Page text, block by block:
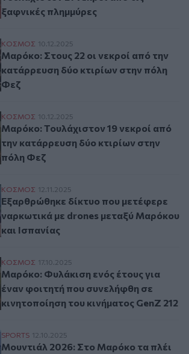
ξαφνικές πλημμύρες
Μαρόκο: Στους 22 οι νεκροί από την
ΚΟΣΜΟΣ 10.12.2025
Μαρόκο: Στους 22 οι νεκροί από την
κατάρρευση δύο κτιρίων στην πόλη
Φεζ
Μαρόκο: Τουλάχιστον 19 νεκροί από την
ΚΟΣΜΟΣ 10.12.2025
Μαρόκο: Τουλάχιστον 19 νεκροί από
την κατάρρευση δύο κτιρίων στην
πόλη Φεζ
Εξαρθρώθηκε δίκτυο που μετέφερε
ΚΟΣΜΟΣ 12.11.2025
Εξαρθρώθηκε δίκτυο που μετέφερε
ναρκωτικά με drones μεταξύ Μαρόκου
και Ισπανίας
Μαρόκο: Φυλάκιση ενός έτους για έναν
ΚΟΣΜΟΣ 17.10.2025
Μαρόκο: Φυλάκιση ενός έτους για
έναν φοιτητή που συνελήφθη σε
κινητοποίηση του κινήματος GenZ 212
Μουντιάλ 2026: Στο Μαρόκο τα πλέι οφ
SPORTS 12.10.2025
Μουντιάλ 2026: Στο Μαρόκο τα πλέι